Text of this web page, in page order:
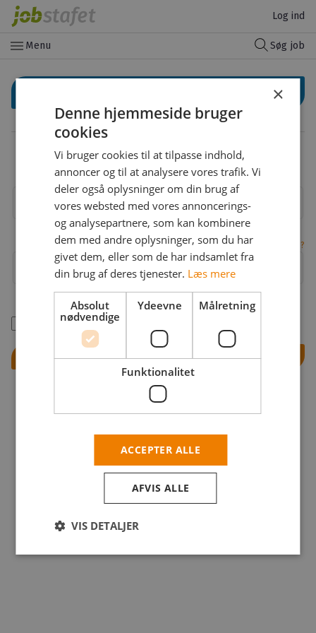
Log ind
menu Menu Søg job
Log ind med din email
Adgangskode
Glemt adgangskode?
Husk mig
Log ind
×
Denne hjemmeside bruger
cookies
Vi bruger cookies til at tilpasse indhold,
annoncer og til at analysere vores trafik. Vi
deler også oplysninger om din brug af
vores websted med vores annoncerings-
og analysepartnere, som kan kombinere
dem med andre oplysninger, som du har
givet dem, eller som de har indsamlet fra
din brug af deres tjenester. Læs mere
Absolut
nødvendige
Ydeevne Målretning
Funktionalitet
ACCEPTER ALLE
AFVIS ALLE
VIS DETALJER